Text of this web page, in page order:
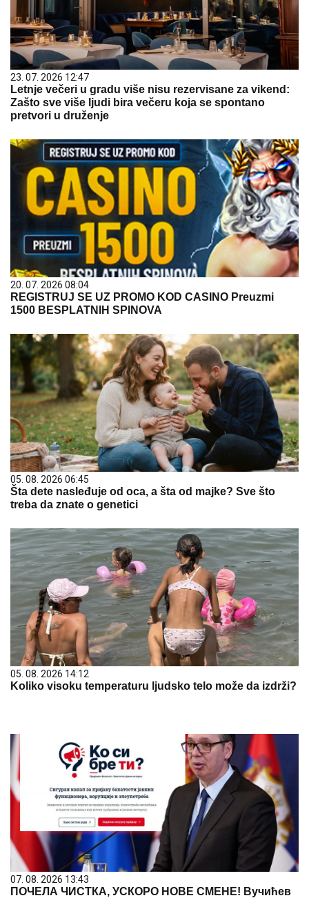
23. 07. 2026 12:47
Letnje večeri u gradu više nisu rezervisane za vikend:
Zašto sve više ljudi bira večeru koja se spontano
pretvori u druženje
20. 07. 2026 08:04
REGISTRUJ SE UZ PROMO KOD CASINO Preuzmi
1500 BESPLATNIH SPINOVA
05. 08. 2026 06:45
Šta dete nasleđuje od oca, a šta od majke? Sve što
treba da znate o genetici
05. 08. 2026 14:12
Koliko visoku temperaturu ljudsko telo može da izdrži?
07. 08. 2026 13:43
ПОЧЕЛА ЧИСТКА, УСКОРО НОВЕ СМЕНЕ! Вучићев